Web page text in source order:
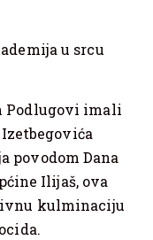
u srcu
Podlugovi imali
povodom Dana
Ilijaš, ova
kulminaciju